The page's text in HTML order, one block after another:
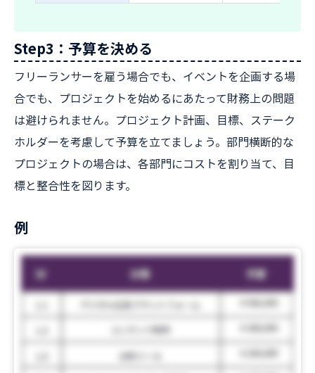
Step3：予算を決める
フリーランサーを雇う場合でも、イベントを企画する場
合でも、プロジェクトを始めるにあたって財務上の問題
は避けられません。プロジェクト計画、目標、ステーク
ホルダーを考慮して予算を立てましょう。部門横断的な
プロジェクトの場合は、各部門にコストを割り当て、目
標と整合性を図ります。
例